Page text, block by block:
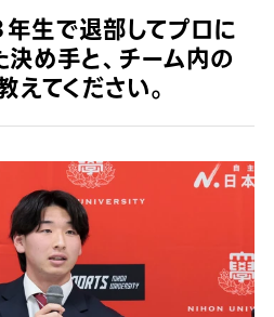
生で退部してプロに
め手と、チーム内の
てください。